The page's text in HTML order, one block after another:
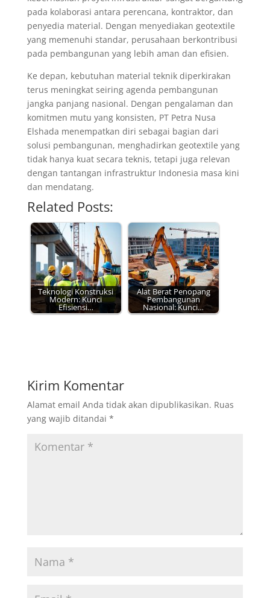
pada kolaborasi antara perencana, kontraktor, dan
penyedia material. Dengan menyediakan geotextile
yang memenuhi standar, perusahaan berkontribusi
pada pembangunan yang lebih aman dan efisien.
Ke depan, kebutuhan material teknik diperkirakan
terus meningkat seiring agenda pembangunan
jangka panjang nasional. Dengan pengalaman dan
komitmen mutu yang konsisten, PT Petra Nusa
Elshada menempatkan diri sebagai bagian dari
solusi pembangunan, menghadirkan geotextile yang
tidak hanya kuat secara teknis, tetapi juga relevan
dengan tantangan infrastruktur Indonesia masa kini
dan mendatang.
Related Posts:
Teknologi Konstruksi
Modern: Kunci
Efisiensi…
Alat Berat Penopang
Pembangunan
Nasional: Kunci…
Kirim Komentar
Alamat email Anda tidak akan dipublikasikan. Ruas
yang wajib ditandai *